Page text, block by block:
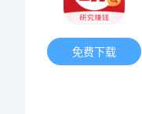
免费下载